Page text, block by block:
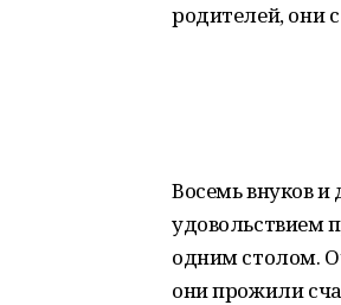
родителей, они
Восемь внуков
удовольствием
одним столом.
они прожили